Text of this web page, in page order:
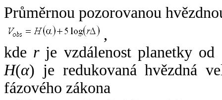
Průměrnou pozorovanou
,
kde rje vzdálenost planetky od
H(α) je redukovaná hvězdná
fázového zákona